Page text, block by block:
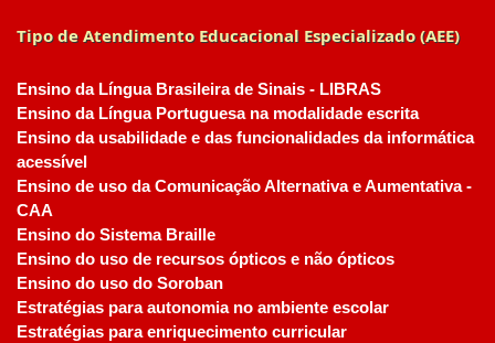
Tipo de Atendimento Educacional Especializado (AEE)
Ensino da Língua Brasileira de Sinais - LIBRAS
Ensino da Língua Portuguesa na modalidade escrita
Ensino da usabilidade e das funcionalidades da informática
acessível
Ensino de uso da Comunicação Alternativa e Aumentativa -
CAA
Ensino do Sistema Braille
Ensino do uso de recursos ópticos e não ópticos
Ensino do uso do Soroban
Estratégias para autonomia no ambiente escolar
Estratégias para enriquecimento curricular